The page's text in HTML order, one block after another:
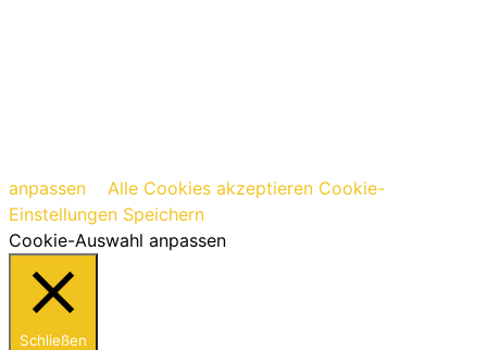
anpassen Alle Cookies akzeptieren Cookie-
Einstellungen Speichern
Cookie-Auswahl anpassen
Schließen